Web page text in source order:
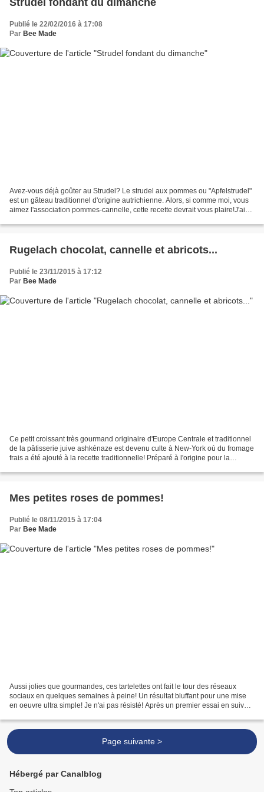
Publié le 22/02/2016 à 17:08
Par Bee Made
Avez-vous déjà goûter au Strudel? Le strudel aux pommes ou "Apfelstrudel"
est un gâteau traditionnel d'origine autrichienne. Alors, si comme moi, vous
aimez l'association pommes-cannelle, cette recette devrait vous plaire!J'ai
Rugelach chocolat, cannelle et abricots...
Publié le 23/11/2015 à 17:12
Par Bee Made
Ce petit croissant très gourmand originaire d'Europe Centrale et traditionnel
de la pâtisserie juive ashkénaze est devenu culte à New-York où du fromage
frais a été ajouté à la recette traditionnelle! Préparé à l'origine pour la
Mes petites roses de pommes!
Publié le 08/11/2015 à 17:04
Par Bee Made
Aussi jolies que gourmandes, ces tartelettes ont fait le tour des réseaux
sociaux en quelques semaines à peine! Un résultat bluffant pour une mise
en oeuvre ultra simple! Je n'ai pas résisté! Après un premier essai en suivant
Page suivante >
Hébergé par Canalblog